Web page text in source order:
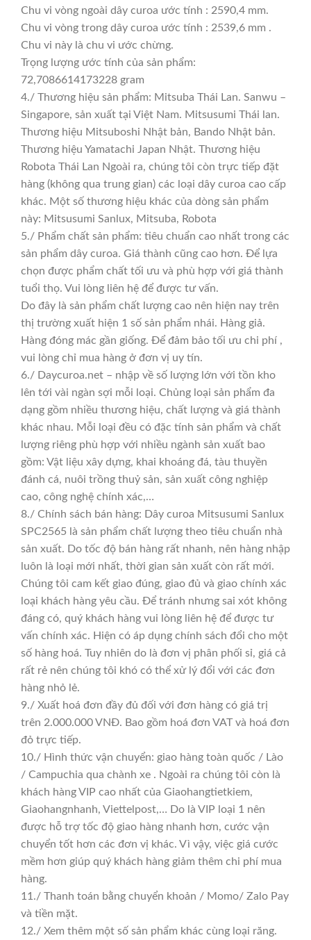
Chu vi vòng ngoài dây curoa ước tính : 2590,4 mm.
Chu vi vòng trong dây curoa ước tính : 2539,6 mm .
Chu vi này là chu vi ước chừng.
Trọng lượng ước tính của sản phẩm:
72,7086614173228 gram
4./ Thương hiệu sản phẩm: Mitsuba Thái Lan. Sanwu –
Singapore, sản xuất tại Việt Nam. Mitsusumi Thái lan.
Thương hiệu Mitsuboshi Nhật bản, Bando Nhật bản.
Thương hiệu Yamatachi Japan Nhật. Thương hiệu
Robota Thái Lan Ngoài ra, chúng tôi còn trực tiếp đặt
hàng (không qua trung gian) các loại dây curoa cao cấp
khác. Một số thương hiệu khác của dòng sản phẩm
này: Mitsusumi Sanlux, Mitsuba, Robota
5./ Phẩm chất sản phẩm: tiêu chuẩn cao nhất trong các
sản phẩm dây curoa. Giá thành cũng cao hơn. Để lựa
chọn được phẩm chất tối ưu và phù hợp với giá thành
tuổi thọ. Vui lòng liên hệ để được tư vấn.
Do đây là sản phẩm chất lượng cao nên hiện nay trên
thị trường xuất hiện 1 số sản phẩm nhái. Hàng giả.
Hàng đóng mác gần giống. Để đảm bảo tối ưu chi phí ,
vui lòng chỉ mua hàng ở đơn vị uy tín.
6./ Daycuroa.net – nhập về số lượng lớn với tồn kho
lên tới vài ngàn sợi mỗi loại. Chủng loại sản phẩm đa
dạng gồm nhiều thương hiệu, chất lượng và giá thành
khác nhau. Mỗi loại đều có đặc tính sản phẩm và chất
lượng riêng phù hợp với nhiều ngành sản xuất bao
gồm: Vật liệu xây dựng, khai khoáng đá, tàu thuyền
đánh cá, nuôi trồng thuỷ sản, sản xuất công nghiệp
cao, công nghệ chính xác,…
8./ Chính sách bán hàng: Dây curoa Mitsusumi Sanlux
SPC2565 là sản phẩm chất lượng theo tiêu chuẩn nhà
sản xuất. Do tốc độ bán hàng rất nhanh, nên hàng nhập
luôn là loại mới nhất, thời gian sản xuất còn rất mới.
Chúng tôi cam kết giao đúng, giao đủ và giao chính xác
loại khách hàng yêu cầu. Để tránh nhưng sai xót không
đáng có, quý khách hàng vui lòng liên hệ để được tư
vấn chính xác. Hiện có áp dụng chính sách đổi cho một
số hàng hoá. Tuy nhiên do là đơn vị phân phối sỉ, giá cả
rất rẻ nên chúng tôi khó có thể xử lý đổi với các đơn
hàng nhỏ lẻ.
9./ Xuất hoá đơn đầy đủ đối với đơn hàng có giá trị
trên 2.000.000 VNĐ. Bao gồm hoá đơn VAT và hoá đơn
đỏ trực tiếp.
10./ Hình thức vận chuyển: giao hàng toàn quốc / Lào
/ Campuchia qua chành xe . Ngoài ra chúng tôi còn là
khách hàng VIP cao nhất của Giaohangtietkiem,
Giaohangnhanh, Viettelpost,… Do là VIP loại 1 nên
được hỗ trợ tốc độ giao hàng nhanh hơn, cước vận
chuyển tốt hơn các đơn vị khác. Vì vậy, việc giá cước
mềm hơn giúp quý khách hàng giảm thêm chi phí mua
hàng.
11./ Thanh toán bằng chuyển khoản / Momo/ Zalo Pay
và tiền mặt.
12./ Xem thêm một số sản phẩm khác cùng loại răng.